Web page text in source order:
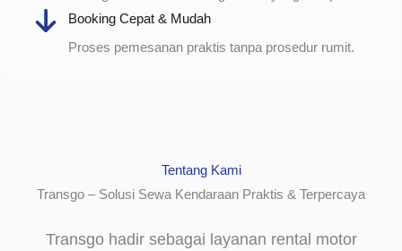
Booking Cepat & Mudah
Proses pemesanan praktis tanpa prosedur rumit.
Tentang Kami
Transgo – Solusi Sewa Kendaraan Praktis & Terpercaya
Transgo hadir sebagai layanan rental motor